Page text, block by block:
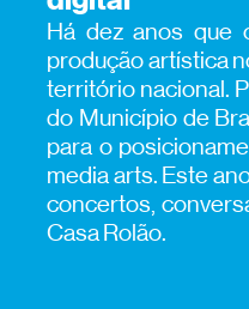
Há dez anos que
produção artística
território nacional.
do Município de
para o
media arts. Este
concertos,
Casa Rolão.